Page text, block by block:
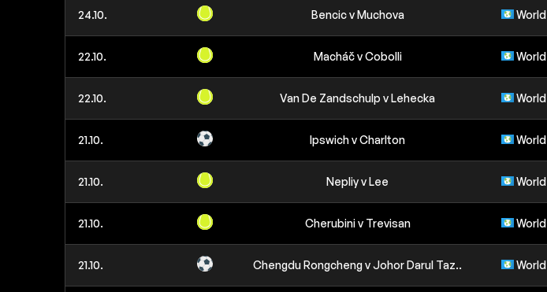
24.10. Bencic v Muchova World
22.10. Macháč v Cobolli World
22.10. Van De Zandschulp v Lehecka World
21.10. Ipswich v Charlton World
21.10. Nepliy v Lee World
21.10. Cherubini v Trevisan World
21.10. Chengdu Rongcheng v Johor Darul Taz.. World